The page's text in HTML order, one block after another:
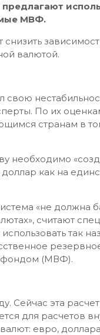
МВФ.
валютой.
По их
странам в
необходимо
как на
«не должна
считают
так
(МВФ).
Сейчас эта
для расчетов
евро,